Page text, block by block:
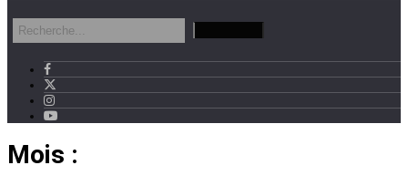
Mois :